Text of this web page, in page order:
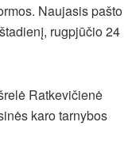
Naujasis pašto
rugpjūčio 24
Ratkevičienė
karo tarnybos